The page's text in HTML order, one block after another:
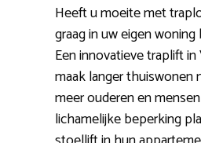
Heeft u moeite met
graag in uw eigen
Een innovatieve traplift
maak langer thuiswonen
meer ouderen en
lichamelijke beperking